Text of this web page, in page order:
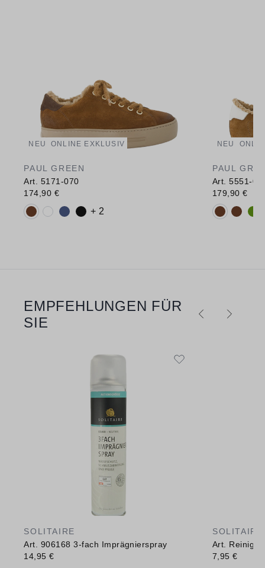
NEU ONLINE EXKLUSIV
PAUL GREEN
Art. 5171-070
174,90 €
Verfügbare Farbvarianten:
+ 2
NEU
PAUL
Art. 5551-
179,90 €
Verfügbare
Produktgalerie überspringen
EMPFEHLUNGEN FÜR
SIE
SOLITAIRE
Art. 906168 3-fach Imprägnierspray
14,95 €
SOLITAIRE
Art.
7,95 €